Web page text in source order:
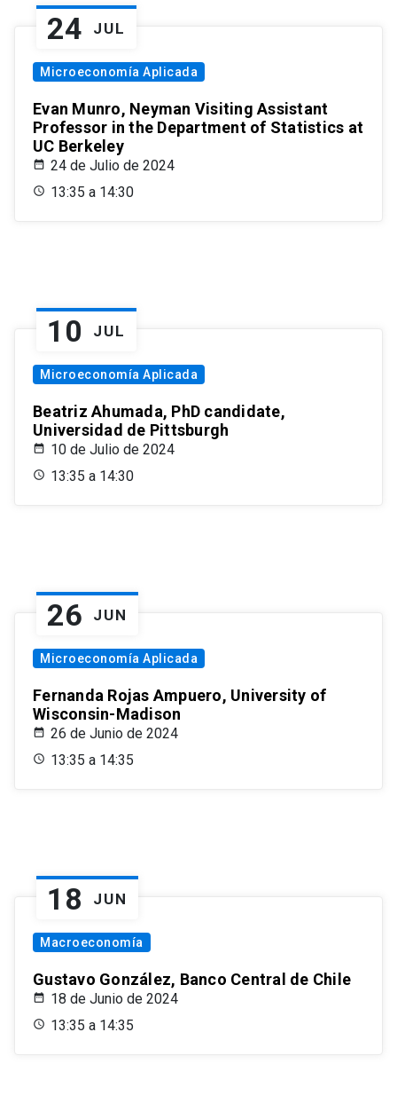
24 JUL
Microeconomía Aplicada
Evan Munro, Neyman Visiting Assistant
Professor in the Department of Statistics at
UC Berkeley
24 de Julio de 2024
13:35 a 14:30
10 JUL
Microeconomía Aplicada
Beatriz Ahumada, PhD candidate,
Universidad de Pittsburgh
10 de Julio de 2024
13:35 a 14:30
26 JUN
Microeconomía Aplicada
Fernanda Rojas Ampuero, University of
Wisconsin-Madison
26 de Junio de 2024
13:35 a 14:35
18 JUN
Macroeconomía
Gustavo González, Banco Central de Chile
18 de Junio de 2024
13:35 a 14:35